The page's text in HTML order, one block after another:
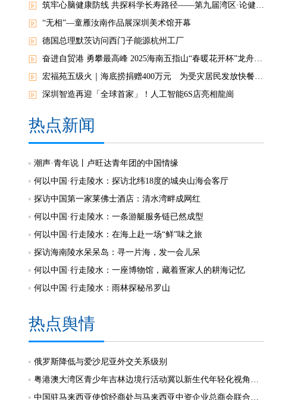
筑牢心脑健康防线 共探科学长寿路径——第九届湾区·论健健康论坛在穗举办
“无相”—童雁汝南作品展深圳美术馆开幕
德国总理默茨访问西门子能源杭州工厂
奋进自贸港 勇攀最高峰 2025海南五指山“春暖花开杯”龙舟邀请赛开赛
宏福苑五级火｜海底捞捐赠400万元 为受灾居民发放快餐食物
深圳智造再迎「全球首家」！人工智能6S店亮相龍崗
热点新闻
潮声·青年说丨卢旺达青年团的中国情缘
何以中国·行走陵水：探访北纬18度的城央山海会客厅
探访中国第一家莱佛士酒店：清水湾畔成网红
何以中国·行走陵水：一条游艇服务链已然成型
何以中国·行走陵水：在海上赴一场“鲜”味之旅
探访海南陵水呆呆岛：寻一片海，发一会儿呆
何以中国·行走陵水：一座博物馆，藏着疍家人的耕海记忆
何以中国·行走陵水：雨林探秘吊罗山
热点舆情
俄罗斯降低与爱沙尼亚外交关系级别
粤港澳大湾区青少年吉林边境行活动冀以新生代年轻化视角见证发展
中国驻马来西亚使馆经商处与马来西亚中资企业总商会联合举办“中国经济发展”线上讲座